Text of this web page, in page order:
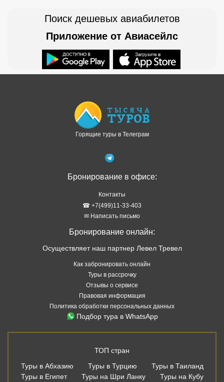
Поиск дешевых авиабилетов
Приложение от Авиасейлс
Горящие туры в Телеграм
Бронирование в офисе:
Контакты
☎ +7(499)11-33-403
✉ Написать письмо
Бронирование онлайн:
Осуществляет наш партнер Левел Тревел
Как забронировать онлайн
Туры в рассрочку
Отзывы о сервисе
Правовая информация
Политика обработки персональных данных
Подбор тура в WhatsApp
ТОП стран
Туры в Абхазию
Туры в Турцию
Туры в Таиланд
Туры в Египет
Туры на Шри Ланку
Туры на Кубу